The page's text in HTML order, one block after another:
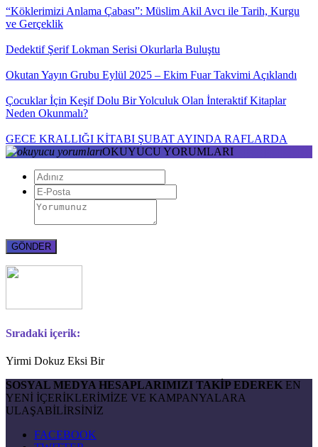
“Köklerimizi Anlama Çabası”: Müslim Akil Avcı ile Tarih, Kurgu
ve Gerçeklik
Dedektif Şerif Lokman Serisi Okurlarla Buluştu
Okutan Yayın Grubu Eylül 2025 – Ekim Fuar Takvimi Açıklandı
Çocuklar İçin Keşif Dolu Bir Yolculuk Olan İnteraktif Kitaplar
Neden Okunmalı?
GECE KRALLIĞI KİTABI ŞUBAT AYINDA RAFLARDA
OKUYUCU YORUMLARI
Sıradaki içerik:
Yirmi Dokuz Eksi Bir
SOSYAL MEDYA HESAPLARIMIZI TAKİP EDEREK EN
YENİ İÇERİKLERİMİZE VE KAMPANYALARA
ULAŞABİLİRSİNİZ
FACEBOOK